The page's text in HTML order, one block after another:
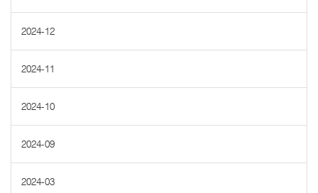
2024-12
2024-11
2024-10
2024-09
2024-03